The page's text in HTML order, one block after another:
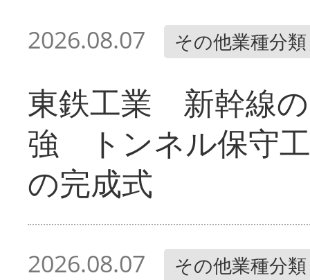
2026.08.07 その他業種分類
東鉄工業 新幹線
強 トンネル保守
の完成式
2026.08.07 その他業種分類